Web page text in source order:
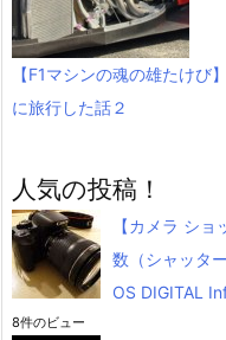
【F1マシンの魂の雄たけ
に旅行した話２
人気の投稿！
【カメラ シ
数（シャッタ
OS DIGITAL
8件のビュー